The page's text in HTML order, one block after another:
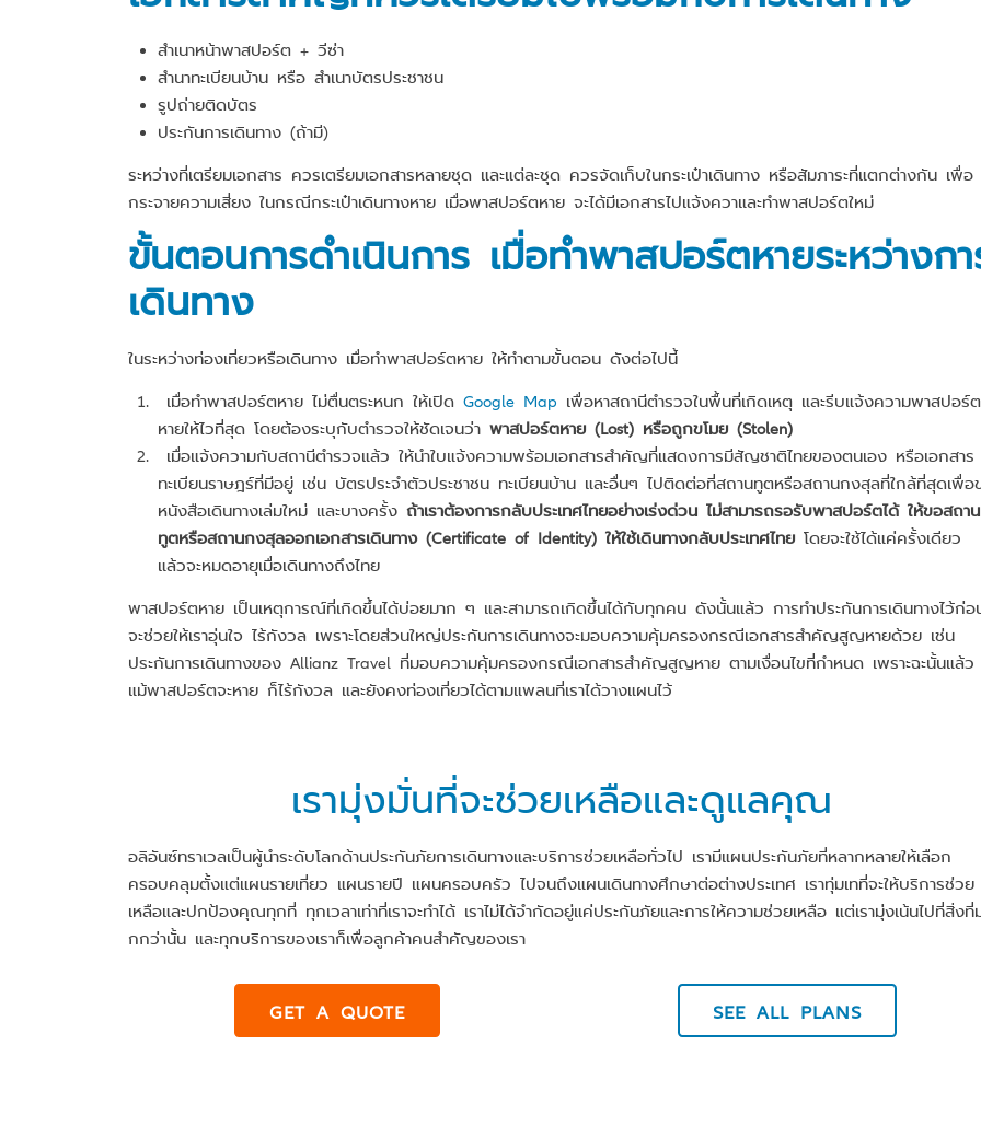
สำเนาหน้าพาสปอร์ต + วีซ่า
สำนาทะเบียนบ้าน หรือ สำเนาบัตรประชาชน
รูปถ่ายติดบัตร
ประกันการเดินทาง (ถ้ามี)
ระหว่างที่เตรียมเอกสาร ควรเตรียมเอกสารหลายชุด และแต่ละชุด ควรจัดเก็บในกระเป๋าเดินทาง หรือสัมภาระที่แตกต่างกัน เพื่อ
กระจายความเสี่ยง ในกรณีกระเป๋าเดินทางหาย เมื่อพาสปอร์ตหาย จะได้มีเอกสารไปแจ้งควาและทำพาสปอร์ตใหม่
ขั้นตอนการดำเนินการ เมื่อทำพาสปอร์ตหายระหว่างกา
เดินทาง
ในระหว่างท่องเที่ยวหรือเดินทาง เมื่อทำพาสปอร์ตหาย ให้ทำตามขั้นตอน ดังต่อไปนี้
เมื่อทำพาสปอร์ตหาย ไม่ตื่นตระหนก ให้เปิด Google Map เพื่อหาสถานีตำรวจในพื้นที่เกิดเหตุ และรีบแจ้งความพาสปอร์ต
หายให้ไวที่สุด โดยต้องระบุกับตำรวจให้ชัดเจนว่า พาสปอร์ตหาย (Lost) หรือถูกขโมย (Stolen)
เมื่อแจ้งความกับสถานีตำรวจแล้ว ให้นำใบแจ้งความพร้อมเอกสารสำคัญที่แสดงการมีสัญชาติไทยของตนเอง หรือเอกสาร
ทะเบียนราษฎร์ที่มีอยู่ เช่น บัตรประจำตัวประชาชน ทะเบียนบ้าน และอื่นๆ ไปติดต่อที่สถานทูตหรือสถานกงสุลที่ใกล้ที่สุดเพื่อ
หนังสือเดินทางเล่มใหม่ และบางครั้ง ถ้าเราต้องการกลับประเทศไทยอย่างเร่งด่วน ไม่สามารถรอรับพาสปอร์ตได้ ให้ขอสถาน
ทูตหรือสถานกงสุลออกเอกสารเดินทาง (Certificate of Identity) ให้ใช้เดินทางกลับประเทศไทยโดยจะใช้ได้แค่ครั้งเดียว
แล้วจะหมดอายุเมื่อเดินทางถึงไทย
พาสปอร์ตหาย เป็นเหตุการณ์ที่เกิดขึ้นได้บ่อยมาก ๆ และสามารถเกิดขึ้นได้กับทุกคน ดังนั้นแล้ว การทำประกันการเดินทางไว้ก่อ
จะช่วยให้เราอุ่นใจ ไร้กังวล เพราะโดยส่วนใหญ่ประกันการเดินทางจะมอบความคุ้มครองกรณีเอกสารสำคัญสูญหายด้วย เช่น
ประกันการเดินทางของ Allianz Travel ที่มอบความคุ้มครองกรณีเอกสารสำคัญสูญหาย ตามเงื่อนไขที่กำหนด เพราะฉะนั้นแล้ว
แม้พาสปอร์ตจะหาย ก็ไร้กังวล และยังคงท่องเที่ยวได้ตามแพลนที่เราได้วางแผนไว้
เรามุ่งมั่นที่จะช่วยเหลือและดูแลคุณ
อลิอันซ์ทราเวลเป็นผู้นำระดับโลกด้านประกันภัยการเดินทางและบริการช่วยเหลือทั่วไป เรามีแผนประกันภัยที่หลากหลายให้เลือก
ครอบคลุมตั้งแต่แผนรายเที่ยว แผนรายปี แผนครอบครัว ไปจนถึงแผนเดินทางศึกษาต่อต่างประเทศ เราทุ่มเทที่จะให้บริการช่วย
เหลือและปกป้องคุณทุกที่ ทุกเวลาเท่าที่เราจะทำได้ เราไม่ได้จำกัดอยู่แค่ประกันภัยและการให้ความช่วยเหลือ แต่เรามุ่งเน้นไปที่สิ่งที่
กกว่านั้น และทุกบริการของเราก็เพื่อลูกค้าคนสำคัญของเรา
GET A QUOTE SEE ALL PLANS